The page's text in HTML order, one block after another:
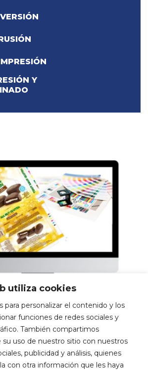
utiliza cookies
para personalizar el contenido y los
funciones de redes sociales y
También compartimos
su uso de nuestro sitio con nuestros
publicidad y análisis, quienes
con otra información que les haya
Y